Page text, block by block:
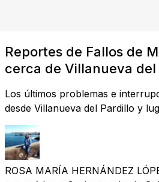
Reportes de Fallos de
cerca de Villanueva
Los últimos problemas e
desde Villanueva del Pardillo y
ROSA MARÍA HERNÁNDEZ